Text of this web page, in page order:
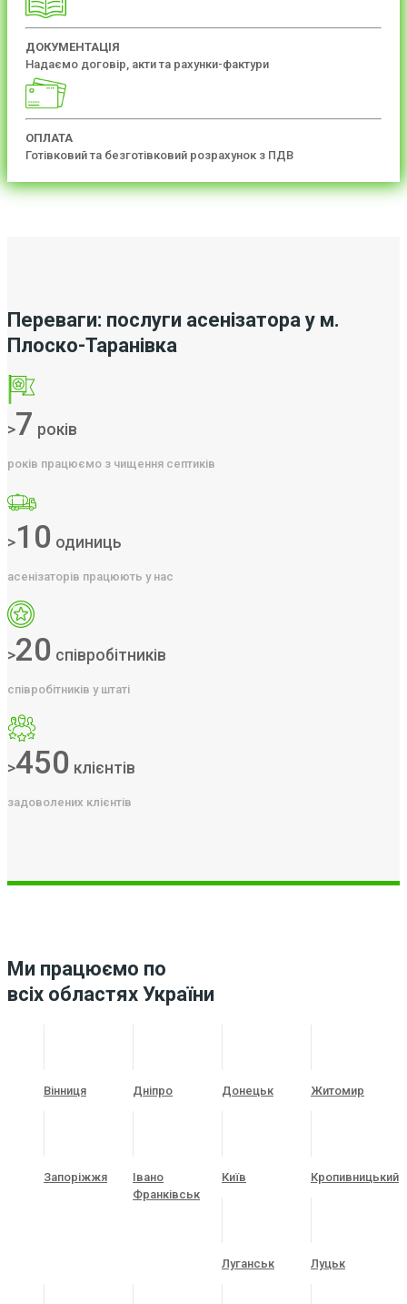
ДОКУМЕНТАЦІЯ
Надаємо договір, акти та рахунки-фактури
ОПЛАТА
Готівковий та безготівковий розрахунок з ПДВ
Переваги: послуги асенізатора у м.
Плоско-Таранівка
>7 років
років працюємо з чищення септиків
>10 одиниць
асенізаторів працюють у нас
>20 співробітників
співробітників у штаті
>450 клієнтів
задоволених клієнтів
Ми працюємо по
всіх областях України
Вінниця Дніпро Донецьк Житомир
Запоріжжя
Івано
Франківськ
Київ Кропивницький
Луганськ Луцьк